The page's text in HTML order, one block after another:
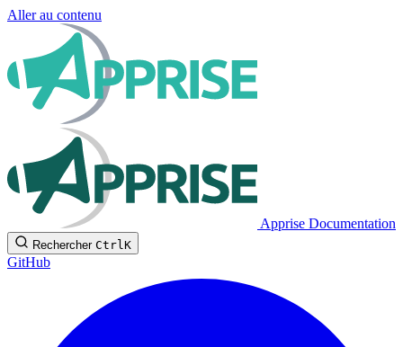
Aller au contenu
Apprise Documentation
Rechercher CtrlK
GitHub